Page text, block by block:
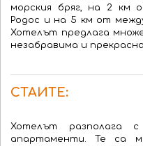
морския бряг, на 2 км
Родос и на 5 км от
Хотелът предлага
незабравима и
СТАИТЕ:
Хотелът разполага
апартаменти. Те са